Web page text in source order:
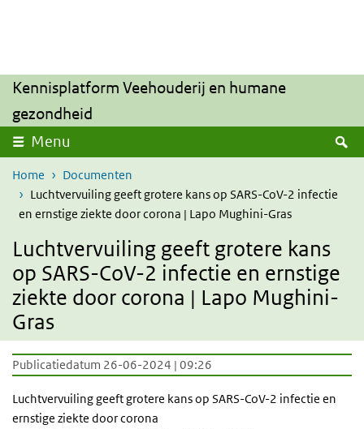
Kennisplatform Veehouderij en humane
gezondheid
Menu
Home
Documenten
Luchtvervuiling geeft grotere kans op SARS-CoV-2 infectie
en ernstige ziekte door corona | Lapo Mughini-Gras
Luchtvervuiling geeft grotere kans
op SARS-CoV-2 infectie en ernstige
ziekte door corona | Lapo Mughini-
Gras
Publicatiedatum 26-06-2024 | 09:26
Luchtvervuiling geeft grotere kans op SARS-CoV-2 infectie en
ernstige ziekte door corona